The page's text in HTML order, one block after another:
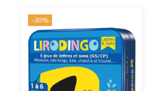
-30%